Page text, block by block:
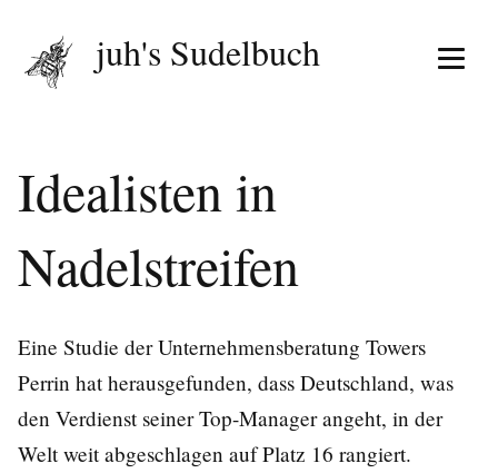
Menü
juh's Sudelbuch
Idealisten in
Nadelstreifen
Eine Studie der Unternehmensberatung Towers
Perrin hat herausgefunden, dass Deutschland, was
den Verdienst seiner Top-Manager angeht, in der
Welt weit abgeschlagen auf Platz 16 rangiert.